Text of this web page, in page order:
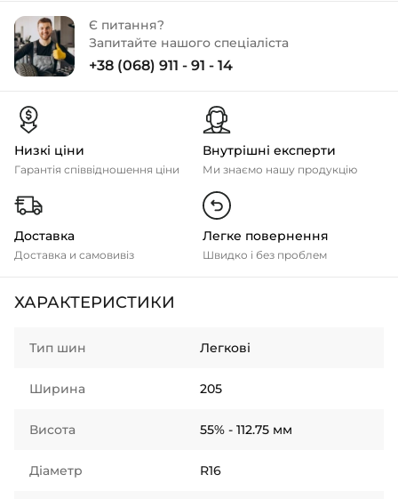
Є питання?
Запитайте нашого спеціаліста
+38 (068) 911 - 91 - 14
Низкі ціни
Гарантія співвідношення ціни
Внутрішні експерти
Ми знаємо нашу продукцію
Доставка
Доставка и самовивіз
Легке повернення
Швидко і без проблем
ХАРАКТЕРИСТИКИ
Тип шин Легкові
Ширина 205
Висота 55% - 112.75 мм
Діаметр R16